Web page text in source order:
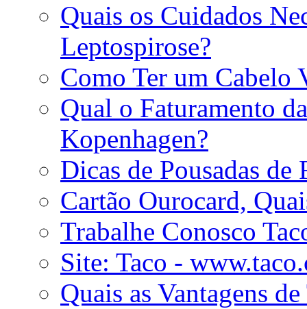
Quais os Cuidados
Leptospirose?
Como Ter um Cabelo
Qual o Faturamento
Kopenhagen?
Dicas de Pousadas
Cartão Ourocard,
Trabalhe Conosco
Site: Taco -
Quais as Vantagens